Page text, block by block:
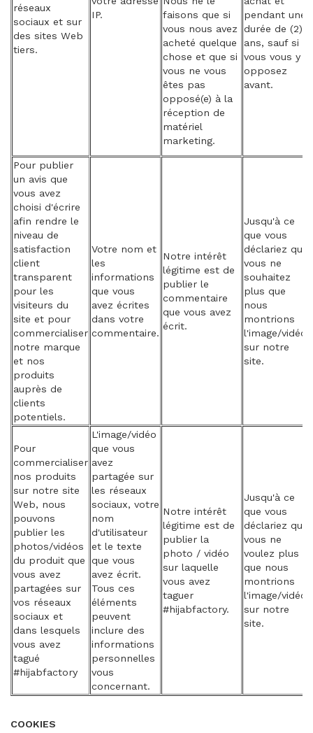
réseaux
sociaux et sur
des sites Web
tiers.
IP.
faisons que si
vous nous avez
acheté quelque
chose et que si
vous ne vous
êtes pas
opposé(e) à la
réception de
matériel
marketing.
pendant une
durée de (2)
ans, sauf si
vous vous y
opposez
avant.
Pour publier
un avis que
vous avez
choisi d'écrire
afin rendre le
niveau de
satisfaction
client
transparent
pour les
visiteurs du
site et pour
commercialiser
notre marque
et nos
produits
auprès de
clients
potentiels.
Votre nom et
les
informations
que vous
avez écrites
dans votre
commentaire.
Notre intérêt
légitime est de
publier le
commentaire
que vous avez
écrit.
Jusqu'à ce
que vous
déclariez que
vous ne
souhaitez
plus que
nous
montrions
l'image/vidéo
sur notre
site.
Pour
commercialiser
nos produits
sur notre site
Web, nous
pouvons
publier les
photos/vidéos
du produit que
vous avez
partagées sur
vos réseaux
sociaux et
dans lesquels
vous avez
tagué
#hijabfactory
L'image/vidéo
que vous
avez
partagée sur
les réseaux
sociaux, votre
nom
d'utilisateur
et le texte
que vous
avez écrit.
Tous ces
éléments
peuvent
inclure des
informations
personnelles
vous
concernant.
Notre intérêt
légitime est de
publier la
photo / vidéo
sur laquelle
vous avez
taguer
#hijabfactory.
Jusqu'à ce
que vous
déclariez que
vous ne
voulez plus
que nous
montrions
l'image/vidéo
sur notre
site.
COOKIES